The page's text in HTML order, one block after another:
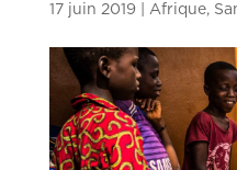
17 juin 2019| Afrique,